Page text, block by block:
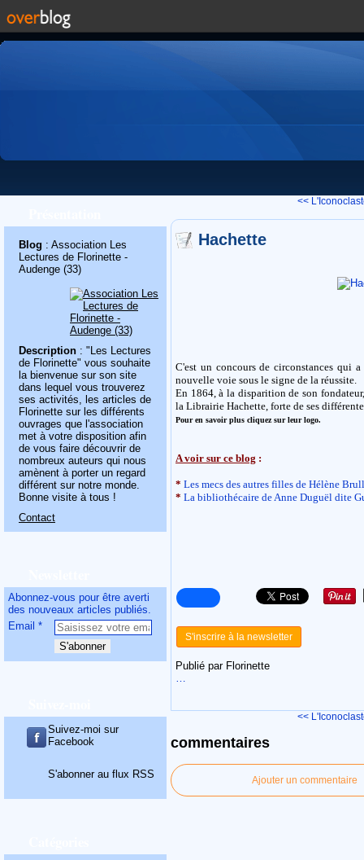
Blog : Association Les
Lectures de Florinette -
Audenge (33)
Description : "Les Lectures
de Florinette" vous souhaite
la bienvenue sur son site
dans lequel vous trouverez
ses activités, les articles de
Florinette sur les différents
ouvrages que l'association
met à votre disposition afin
de vous faire découvrir de
nombreux auteurs qui nous
amènent à porter un regard
différent sur notre monde.
Bonne visite à tous !
Contact
Abonnez-vous pour être averti
des nouveaux articles publiés.
Email
Suivez-moi sur
Facebook
S'abonner au flux RSS
<<
Hachette
C'est un concours de circonstances qui
nouvelle voie sous le signe de la réussite.
En 1864, à la disparition de son
la Librairie Hachette, forte de ses
Pour en savoir plus cliquez sur leur logo.
A voir sur ce blog :
* Les mecs des autres filles de Hélène
* La bibliothécaire de Anne Duguël dite
S'inscrire à la newsletter
Publié par Florinette
…
<<
commentaires
Ajouter un commentaire